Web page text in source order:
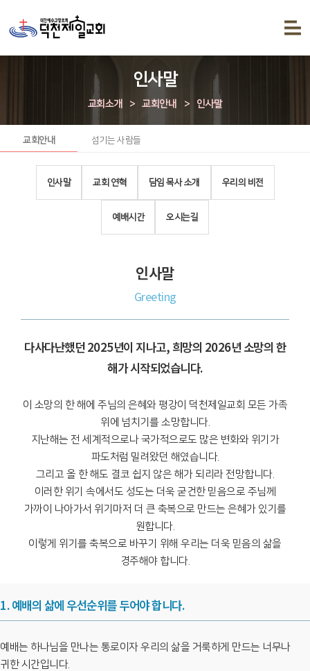
인사말
교회소개 > 교회안내 > 인사말
교회안내 섬기는 사람들
인사말 교회 연혁 담임 목사 소개 우리의 비전
예배시간 오시는길
인사말
Greeting
다사다난했던 2025년이 지나고, 희망의 2026년 소망의 한
해가 시작되었습니다.
이 소망의 한 해에 주님의 은혜와 평강이 덕천제일교회 모든 가족
위에 넘치기를 소망합니다.
지난해는 전 세계적으로나 국가적으로도 많은 변화와 위기가
파도처럼 밀려왔던 해였습니다.
그리고 올 한 해도 결코 쉽지 않은 해가 되리라 전망합니다.
이러한 위기 속에서도 성도는 더욱 굳건한 믿음으로 주님께
가까이 나아가서 위기마저 더 큰 축복으로 만드는 은혜가 있기를
원합니다.
이렇게 위기를 축복으로 바꾸기 위해 우리는 더욱 믿음의 삶을
경주해야 합니다.
1. 예배의 삶에 우선순위를 두어야 합니다.
예배는 하나님을 만나는 통로이자 우리의 삶을 거룩하게 만드는 너무나
귀한 시간입니다.